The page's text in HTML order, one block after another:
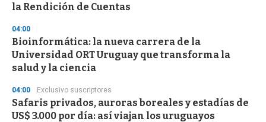
la Rendición de Cuentas
04:00
Bioinformática: la nueva carrera de la
Universidad ORT Uruguay que transforma la
salud y la ciencia
04:00 Exclusivo suscriptores
Safaris privados, auroras boreales y estadías de
US$ 3.000 por día: así viajan los uruguayos